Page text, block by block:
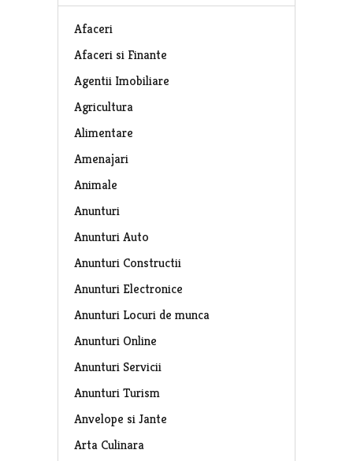
Afaceri
Afaceri si Finante
Agentii Imobiliare
Agricultura
Alimentare
Amenajari
Animale
Anunturi
Anunturi Auto
Anunturi Constructii
Anunturi Electronice
Anunturi Locuri de munca
Anunturi Online
Anunturi Servicii
Anunturi Turism
Anvelope si Jante
Arta Culinara